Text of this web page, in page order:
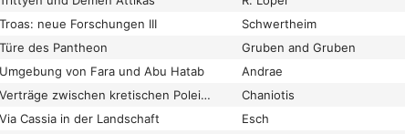
neue Forschungen III
Schwertheim
des Pantheon
Gruben and Gruben
von Fara und Abu Hatab
Andrae
Die Verträge zwischen kretischen Poleis in der hellenistischen Zeit
Chaniotis
Cassia in der Landschaft
Esch